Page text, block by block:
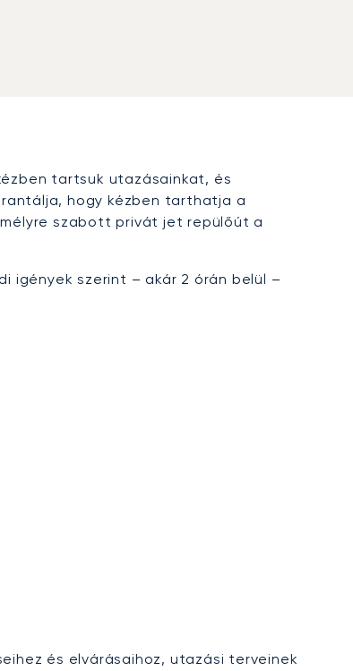
tartsuk utazásainkat, és
hogy kézben tarthatja a
szabott privát jet repülőút a
igények szerint – akár 2 órán belül –
és elvárásaihoz, utazási terveinek